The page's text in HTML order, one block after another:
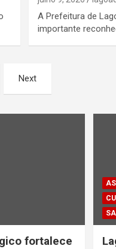
A Prefeitura de
importante
Next
fortalece